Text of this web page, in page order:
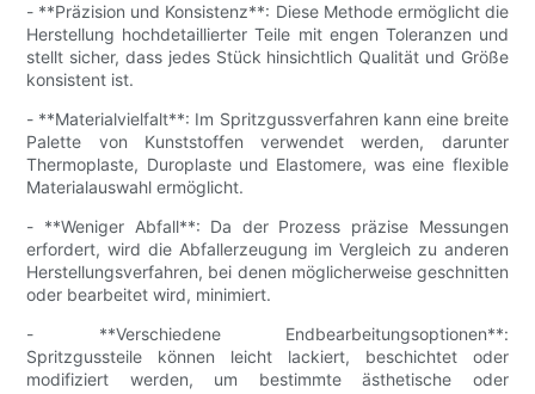
- **Präzision und Konsistenz**: Diese Methode ermöglicht die
Herstellung hochdetaillierter Teile mit engen Toleranzen und
stellt sicher, dass jedes Stück hinsichtlich Qualität und Größe
konsistent ist.
- **Materialvielfalt**: Im Spritzgussverfahren kann eine breite
Palette von Kunststoffen verwendet werden, darunter
Thermoplaste, Duroplaste und Elastomere, was eine flexible
Materialauswahl ermöglicht.
- **Weniger Abfall**: Da der Prozess präzise Messungen
erfordert, wird die Abfallerzeugung im Vergleich zu anderen
Herstellungsverfahren, bei denen möglicherweise geschnitten
oder bearbeitet wird, minimiert.
- **Verschiedene Endbearbeitungsoptionen**:
Spritzgussteile können leicht lackiert, beschichtet oder
modifiziert werden, um bestimmte ästhetische oder